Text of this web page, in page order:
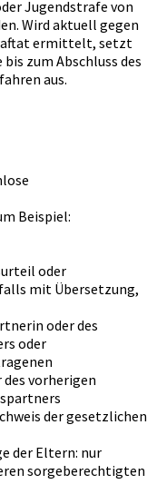
Jugendstrafe von
Wird aktuell gegen
ermittelt, setzt
zum Abschluss des
aus.
Beispiel:
oder
mit Übersetzung,
oder des
oder
vorherigen
der gesetzlichen
der Eltern: nur
sorgeberechtigten